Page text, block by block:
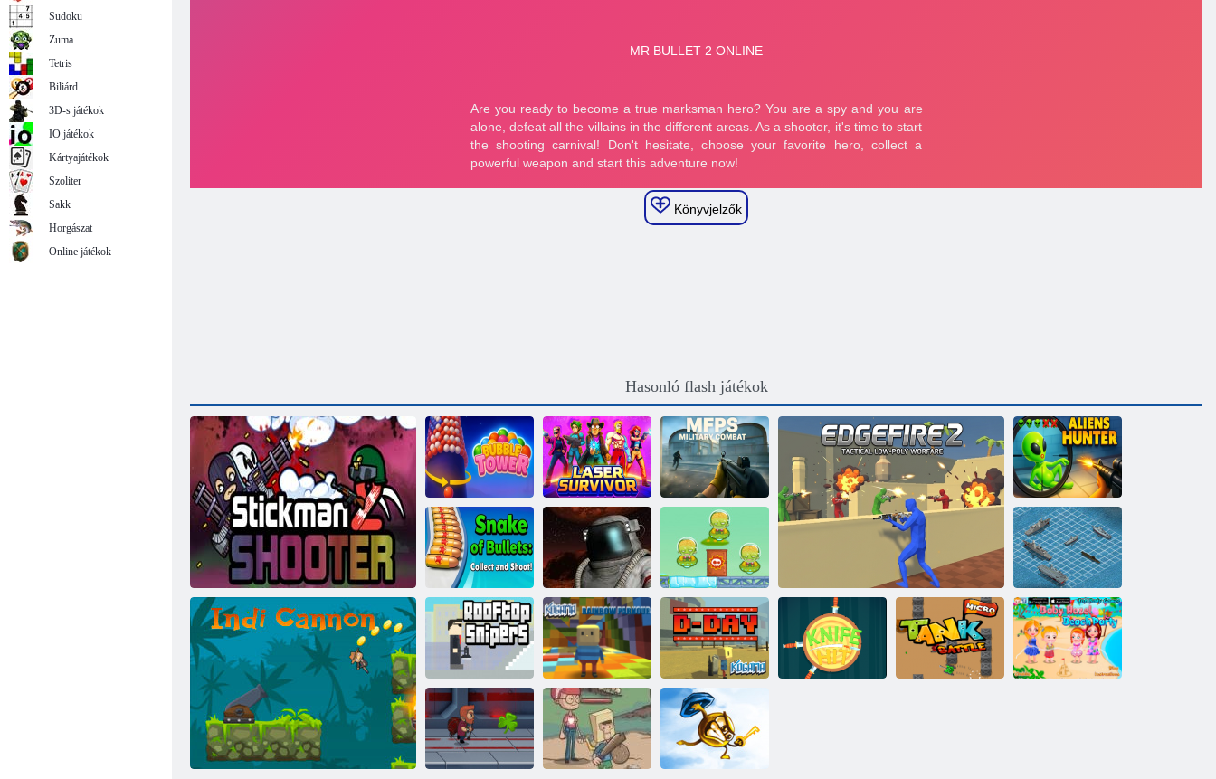
Könyvjelzők
Hasonló flash játékok
Stickman Shooter 2
Buboréktorony Lézeres túlélő
MFPS katonai
harc
Aliens Hunter
Golyókígyó:
Gyűjts és lőj!
Harcterület
Cowboys vs
marslakók
Csatahajó -
háború
Tetőtéri
orvlövészek
Kogama
Rainbow
Parkour
Kogama: D nap
Sudoku
Zuma
Tetris
Biliárd
3D-s játékok
IO játékok
Kártyajátékok
Szoliter
Sakk
Horgászat
Online játékok